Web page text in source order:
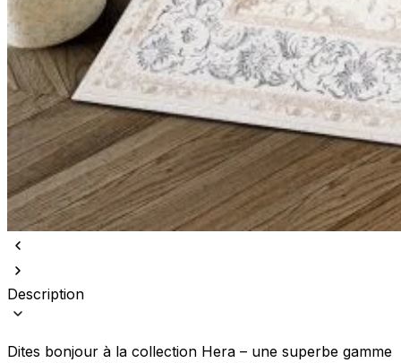
Description
Dites bonjour à la collection Hera – une superbe gamme